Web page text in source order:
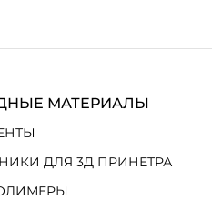
МАТЕРИАЛЫ
ДЛЯ 3Д ПРИНЕТРА